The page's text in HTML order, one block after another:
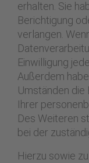
erhalten. Sie
Berichtigung
verlangen.
Einwilligung
Außerdem
Umständen die
Ihrer
Des Weiteren
bei der
Hierzu sowie